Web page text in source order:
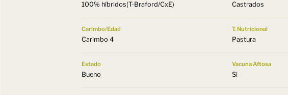
100% híbridos(T-Braford/CxE) Castrados
Carimbo/Edad
Carimbo 4
T. Nutricional
Pastura
Estado
Bueno
Vacuna Aftosa
Si